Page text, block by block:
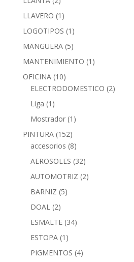
LLAVERO (1)
LOGOTIPOS (1)
MANGUERA (5)
MANTENIMIENTO (1)
OFICINA (10)
ELECTRODOMESTICO (2)
Liga (1)
Mostrador (1)
PINTURA (152)
accesorios (8)
AEROSOLES (32)
AUTOMOTRIZ (2)
BARNIZ (5)
DOAL (2)
ESMALTE (34)
ESTOPA (1)
PIGMENTOS (4)